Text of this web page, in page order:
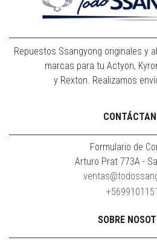
Repuestos Ssangyong originales y
marcas para tu Actyon,
y Rexton. Realizamos
Formulario de
Arturo Prat 773A -
SOBRE